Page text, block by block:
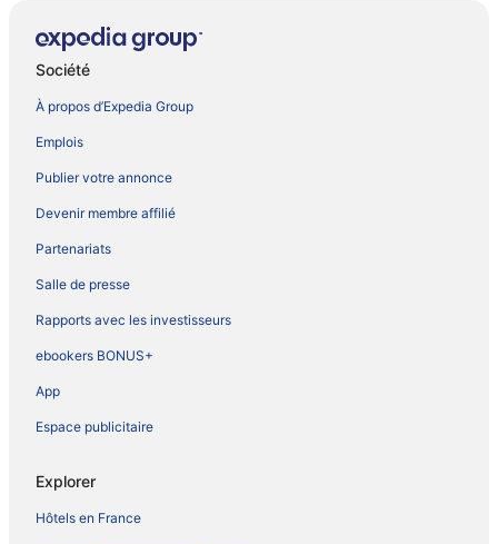
Société
À propos d’Expedia Group
Emplois
Publier votre annonce
Devenir membre affilié
Partenariats
Salle de presse
Rapports avec les investisseurs
ebookers BONUS+
App
Espace publicitaire
Explorer
Hôtels en France